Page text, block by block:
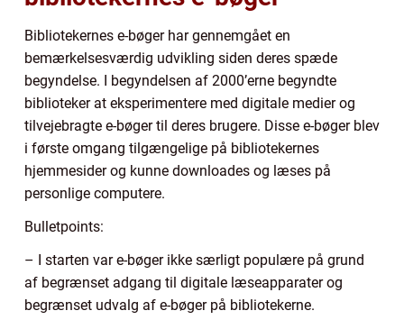
Bibliotekernes e-bøger har gennemgået en
bemærkelsesværdig udvikling siden deres spæde
begyndelse. I begyndelsen af 2000’erne begyndte
biblioteker at eksperimentere med digitale medier og
tilvejebragte e-bøger til deres brugere. Disse e-bøger blev
i første omgang tilgængelige på bibliotekernes
hjemmesider og kunne downloades og læses på
personlige computere.
Bulletpoints:
– I starten var e-bøger ikke særligt populære på grund
af begrænset adgang til digitale læseapparater og
begrænset udvalg af e-bøger på bibliotekerne.